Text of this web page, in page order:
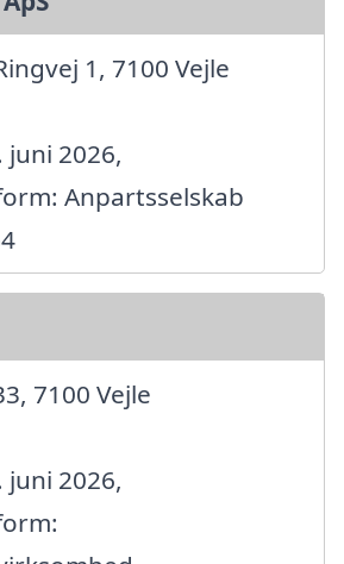
1, 7100 Vejle
2026,
Anpartsselskab
7100 Vejle
2026,